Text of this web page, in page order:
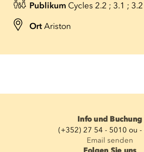
Publikum Cycles 2.2 ; 3.1 ; 3.2
Ort Ariston
Info und Buchung
(+352) 27 54 - 5010 ou -
Email senden